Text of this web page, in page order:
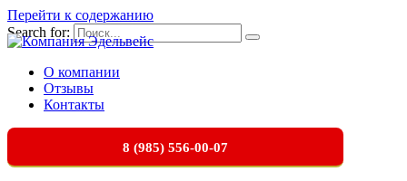
Перейти к содержанию
Search for:
О компании
Отзывы
Контакты
8 (985) 556-00-07